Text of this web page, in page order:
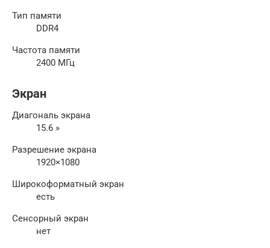
Тип памяти
DDR4
Частота памяти
2400 МГц
Экран
Диагональ экрана
15.6 »
Разрешение экрана
1920×1080
Широкоформатный экран
есть
Сенсорный экран
нет